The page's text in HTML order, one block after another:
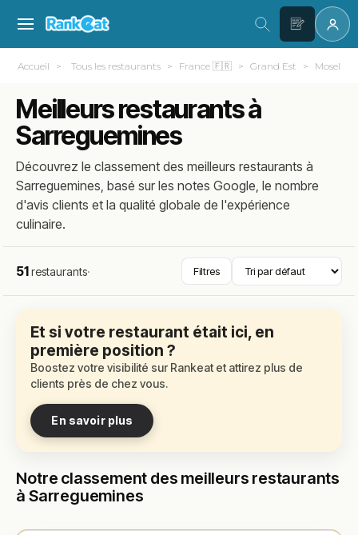
Accueil Tous les restaurants France 🇫🇷 Grand Est Moselle
Meilleurs restaurants à
Sarreguemines
Découvrez le classement des meilleurs restaurants à
Sarreguemines, basé sur les notes Google, le nombre
d'avis clients et la qualité globale de l'expérience
culinaire.
51restaurants· Filtres
Et si votre restaurant était ici, en
première position ?
Boostez votre visibilité sur Rankeat et attirez plus de
clients près de chez vous.
En savoir plus
Notre classement des meilleurs restaurants
à Sarreguemines